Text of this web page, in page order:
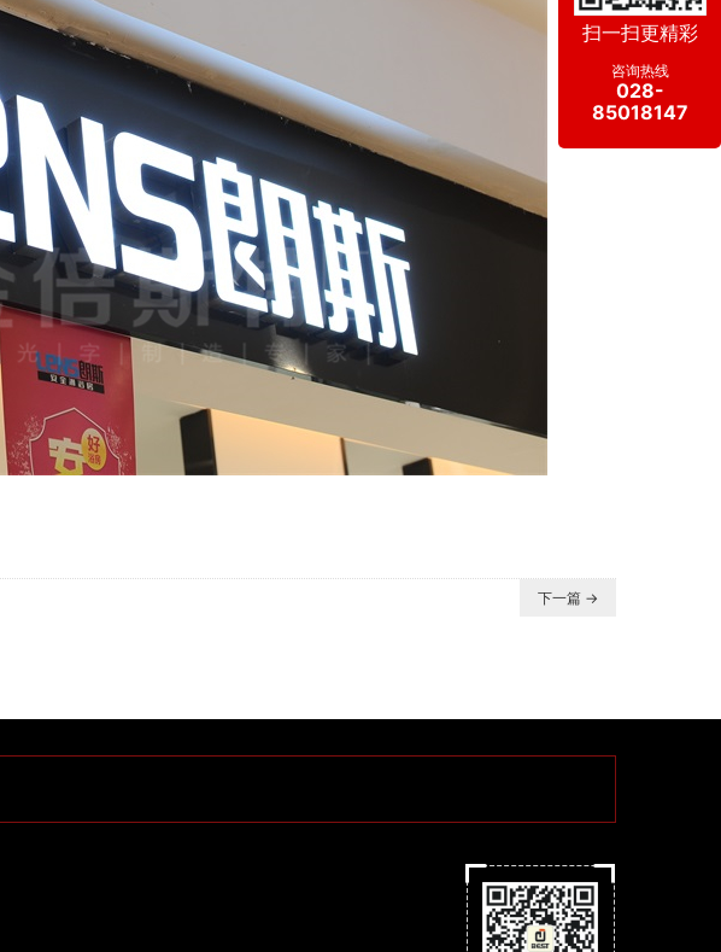
下一篇 →
扫一扫更精彩
咨询热线
028-
85018147